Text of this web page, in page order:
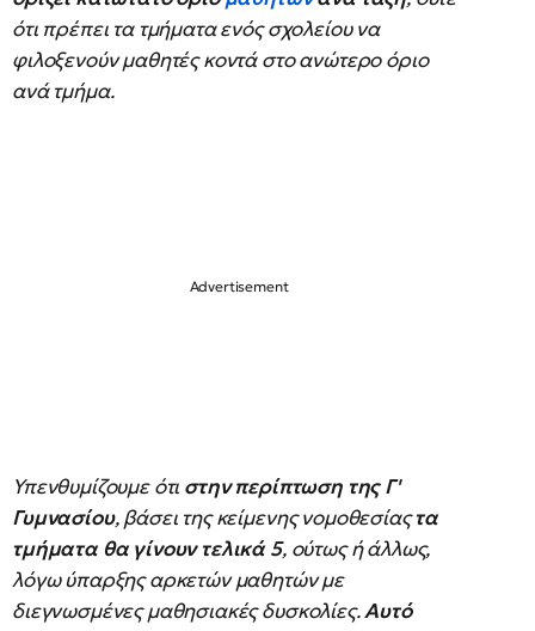
ότι πρέπει τα τμήματα ενός σχολείου να
φιλοξενούν μαθητές κοντά στο ανώτερο όριο
ανά τμήμα.
Υπενθυμίζουμε ότι στην περίπτωση της Γ'
Γυμνασίου, βάσει της κείμενης νομοθεσίαςτα
τμήματα θα γίνουν τελικά 5, ούτως ή άλλως,
λόγω ύπαρξης αρκετών μαθητών με
διεγνωσμένες μαθησιακές δυσκολίες.Αυτό